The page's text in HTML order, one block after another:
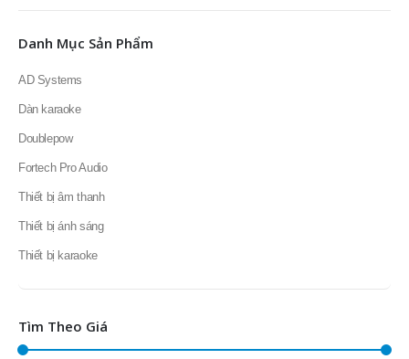
Danh Mục Sản Phẩm
AD Systems
Dàn karaoke
Doublepow
Thiết bị ánh sáng